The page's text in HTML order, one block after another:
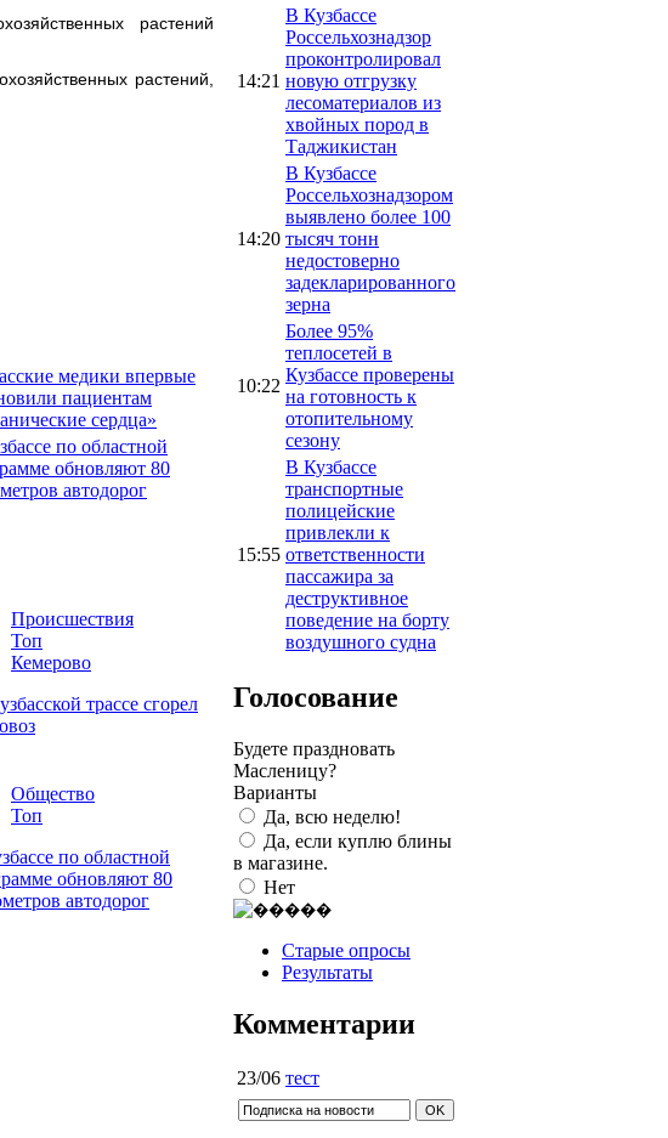
растений
растений,
медики впервые
пациентам
сердца»
по областной
обновляют 80
автодорог
Происшествия
Топ
Кемерово
трассе сгорел
Общество
Топ
по областной
обновляют 80
автодорог
14:21
В Кузбассе
Россельхознадзор
проконтролировал
новую отгрузку
лесоматериалов из
хвойных пород в
Таджикистан
14:20
В Кузбассе
Россельхознадзором
выявлено более 100
тысяч тонн
недостоверно
задекларированного
зерна
10:22
Более 95%
теплосетей в
Кузбассе проверены
на готовность к
отопительному
сезону
15:55
В Кузбассе
транспортные
полицейские
привлекли к
ответственности
пассажира за
деструктивное
поведение на борту
воздушного судна
Голосование
Будете праздновать
Масленицу?
Варианты
Да, всю неделю!
Да, если куплю блины
в магазине.
Нет
Старые опросы
Результаты
Комментарии
23/06 тест